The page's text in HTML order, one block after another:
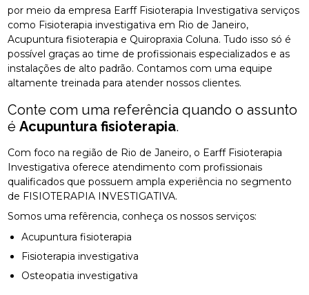
por meio da empresa Earff Fisioterapia Investigativa serviços
como Fisioterapia investigativa em Rio de Janeiro,
Acupuntura fisioterapia e Quiropraxia Coluna. Tudo isso só é
possível graças ao time de profissionais especializados e as
instalações de alto padrão. Contamos com uma equipe
altamente treinada para atender nossos clientes.
Conte com uma referência quando o assunto
éAcupuntura fisioterapia.
Com foco na região de Rio de Janeiro, o Earff Fisioterapia
Investigativa oferece atendimento com profissionais
qualificados que possuem ampla experiência no segmento
de FISIOTERAPIA INVESTIGATIVA.
Somos uma refêrencia, conheça os nossos serviços:
Acupuntura fisioterapia
Fisioterapia investigativa
Osteopatia investigativa